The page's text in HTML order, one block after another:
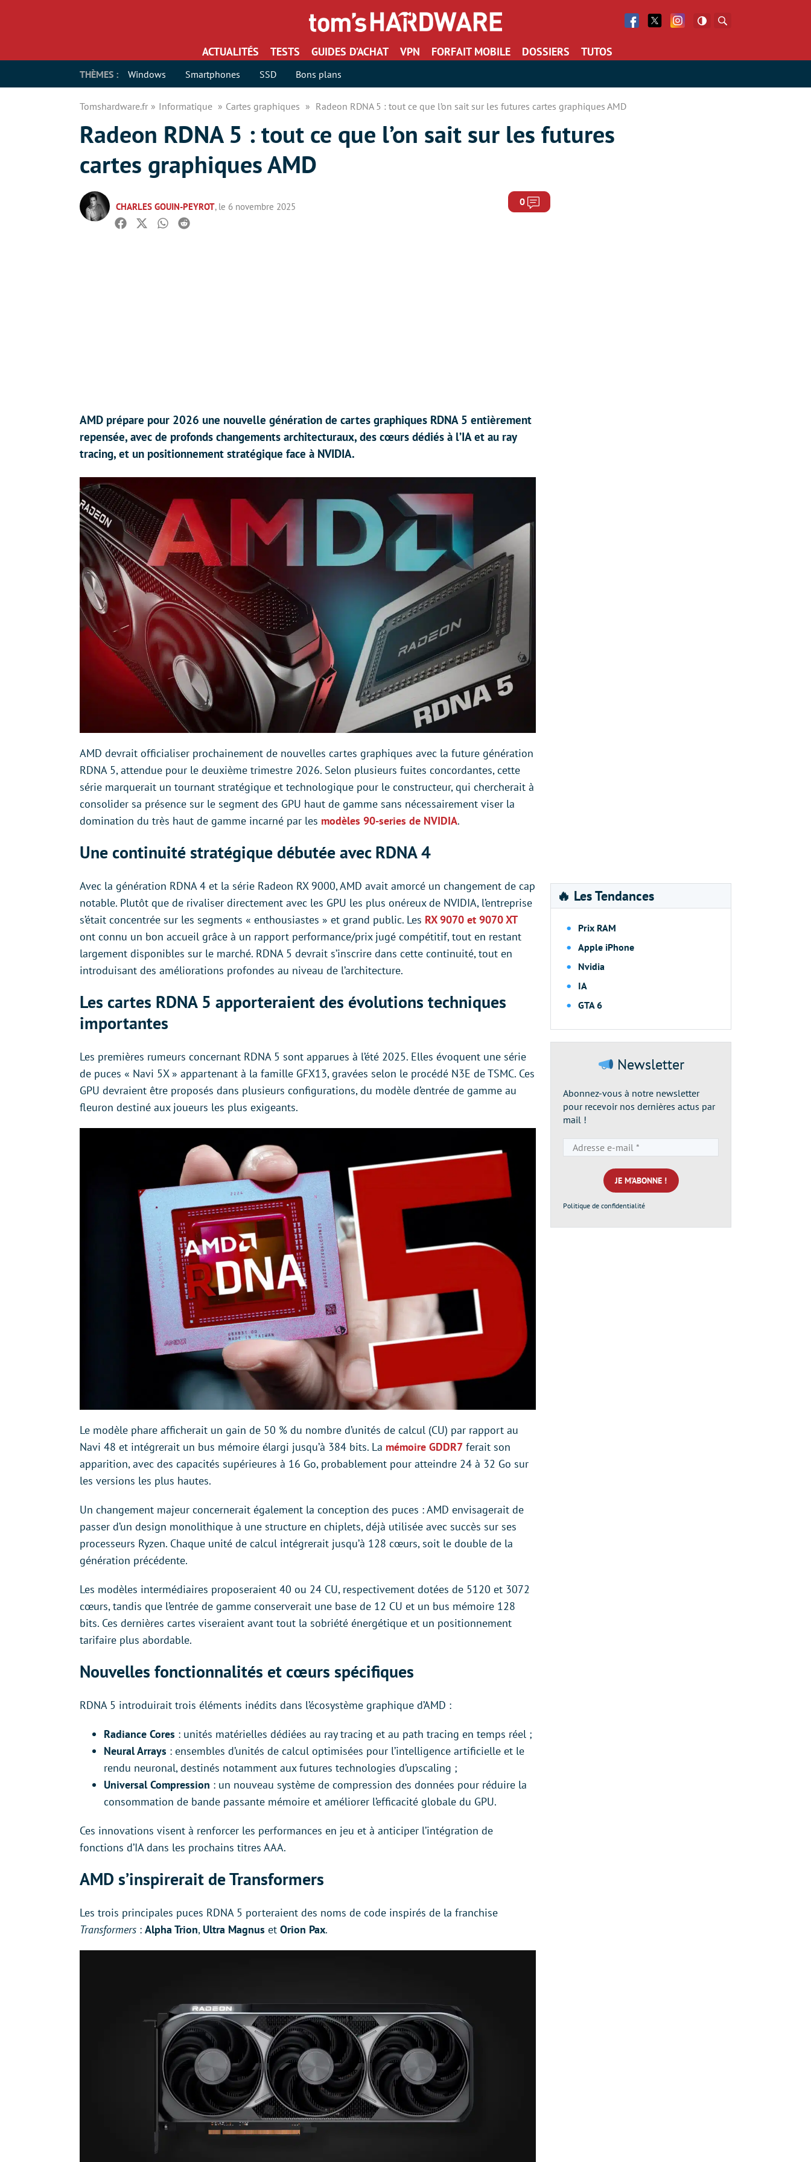
Facebook
Twitter Facebook
ACTUALITÉS TESTS GUIDES D’ACHAT VPN FORFAIT MOBILE DOSSIERS TUTOS
THÈMES : Windows Smartphones SSD Bons plans
Tomshardware.fr Informatique Cartes graphiques Radeon RDNA 5 : tout ce que l’on sait sur les futures cartes graphiques AMD
Radeon RDNA 5 : tout ce que l’on sait sur les futures
cartes graphiques AMD
CHARLES GOUIN-PEYROT, le 6 novembre 2025 0 Commentaires
Facebook
TwitterWhatsapp
Reddit
AMD prépare pour 2026 une nouvelle génération de cartes graphiques RDNA 5 entièrement
repensée, avec de profonds changements architecturaux, des cœurs dédiés à l’IA et au ray
tracing, et un positionnement stratégique face à NVIDIA.
AMD devrait officialiser prochainement de nouvelles cartes graphiques avec la future génération
RDNA 5, attendue pour le deuxième trimestre 2026. Selon plusieurs fuites concordantes, cette
série marquerait un tournant stratégique et technologique pour le constructeur, qui chercherait à
consolider sa présence sur le segment des GPU haut de gamme sans nécessairement viser la
domination du très haut de gamme incarné par les modèles 90-series de NVIDIA.
Une continuité stratégique débutée avec RDNA 4
Avec la génération RDNA 4 et la série Radeon RX 9000, AMD avait amorcé un changement de cap
notable. Plutôt que de rivaliser directement avec les GPU les plus onéreux de NVIDIA, l’entreprise
s’était concentrée sur les segments « enthousiastes » et grand public. Les RX 9070 et 9070 XT
ont connu un bon accueil grâce à un rapport performance/prix jugé compétitif, tout en restant
largement disponibles sur le marché. RDNA 5 devrait s’inscrire dans cette continuité, tout en
introduisant des améliorations profondes au niveau de l’architecture.
Les cartes RDNA 5 apporteraient des évolutions techniques
importantes
Les premières rumeurs concernant RDNA 5 sont apparues à l’été 2025. Elles évoquent une série
de puces « Navi 5X » appartenant à la famille GFX13, gravées selon le procédé N3E de TSMC. Ces
GPU devraient être proposés dans plusieurs configurations, du modèle d’entrée de gamme au
fleuron destiné aux joueurs les plus exigeants.
Le modèle phare afficherait un gain de 50 % du nombre d’unités de calcul (CU) par rapport au
Navi 48 et intégrerait un bus mémoire élargi jusqu’à 384 bits. La mémoire GDDR7 ferait son
apparition, avec des capacités supérieures à 16 Go, probablement pour atteindre 24 à 32 Go sur
les versions les plus hautes.
Un changement majeur concernerait également la conception des puces : AMD envisagerait de
passer d’un design monolithique à une structure en chiplets, déjà utilisée avec succès sur ses
processeurs Ryzen. Chaque unité de calcul intégrerait jusqu’à 128 cœurs, soit le double de la
génération précédente.
Les modèles intermédiaires proposeraient 40 ou 24 CU, respectivement dotées de 5120 et 3072
cœurs, tandis que l’entrée de gamme conserverait une base de 12 CU et un bus mémoire 128
bits. Ces dernières cartes viseraient avant tout la sobriété énergétique et un positionnement
tarifaire plus abordable.
Nouvelles fonctionnalités et cœurs spécifiques
RDNA 5 introduirait trois éléments inédits dans l’écosystème graphique d’AMD :
Radiance Cores : unités matérielles dédiées au ray tracing et au path tracing en temps réel ;
Neural Arrays : ensembles d’unités de calcul optimisées pour l’intelligence artificielle et le
rendu neuronal, destinés notamment aux futures technologies d’upscaling ;
Universal Compression : un nouveau système de compression des données pour réduire la
consommation de bande passante mémoire et améliorer l’efficacité globale du GPU.
Ces innovations visent à renforcer les performances en jeu et à anticiper l’intégration de
fonctions d’IA dans les prochains titres AAA.
AMD s’inspirerait de Transformers
Les trois principales puces RDNA 5 porteraient des noms de code inspirés de la franchise
Transformers : Alpha Trion, Ultra Magnus et Orion Pax.
🔥 Les Tendances
Prix RAM
Apple iPhone
Nvidia
IA
GTA 6
Newsletter
Abonnez-vous à notre newsletter
pour recevoir nos dernières actus par
mail !
e-
mail
*
Politique de confidentialité